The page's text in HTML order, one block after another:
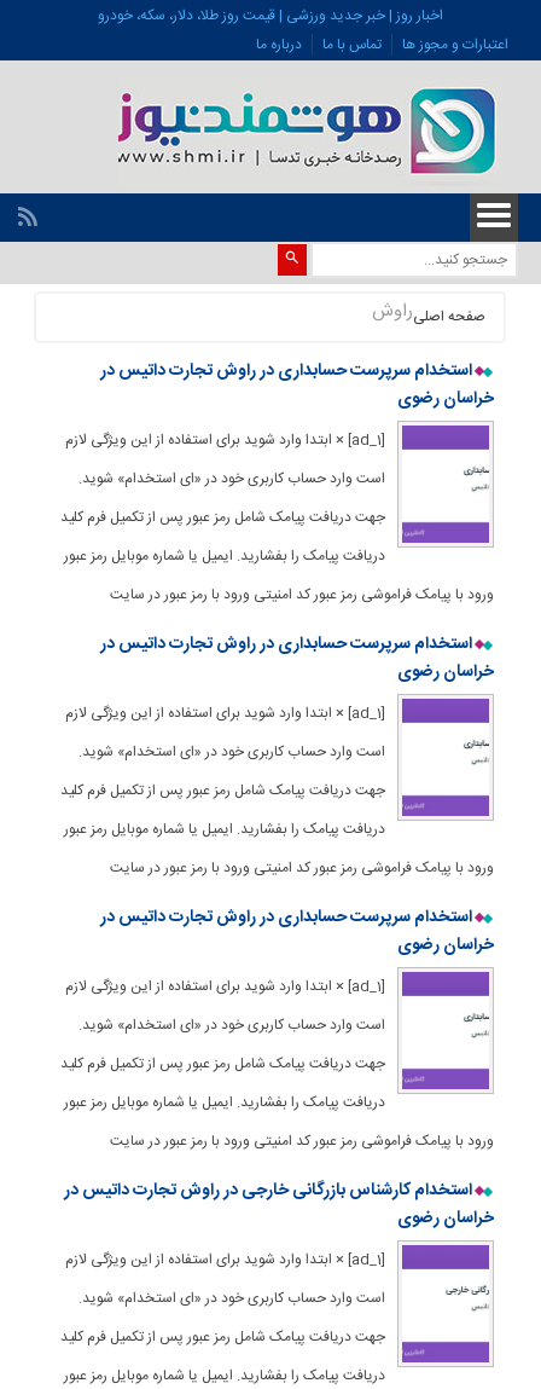
اخبار روز | خبر جدید ورزشی | قیمت روز طلا، دلار، سکه، خودرو
اعتبارات و مجوز ها
تماس با ما درباره ما
صفحه اصلیراوش
استخدام سرپرست حسابداری در راوش تجارت داتیس در
خراسان رضوی
[ad_1] × ابتدا وارد شوید برای استفاده از این ویژگی لازم
است وارد حساب کاربری خود در «ای استخدام» شوید.
جهت دریافت پیامک شامل رمز عبور پس از تکمیل فرم کلید
دریافت پیامک را بفشارید. ایمیل یا شماره موبایل رمز عبور
ورود با پیامک فراموشی رمز عبور کد امنیتی ورود با رمز عبور در سایت
استخدام سرپرست حسابداری در راوش تجارت داتیس در
خراسان رضوی
[ad_1] × ابتدا وارد شوید برای استفاده از این ویژگی لازم
است وارد حساب کاربری خود در «ای استخدام» شوید.
جهت دریافت پیامک شامل رمز عبور پس از تکمیل فرم کلید
دریافت پیامک را بفشارید. ایمیل یا شماره موبایل رمز عبور
ورود با پیامک فراموشی رمز عبور کد امنیتی ورود با رمز عبور در سایت
استخدام سرپرست حسابداری در راوش تجارت داتیس در
خراسان رضوی
[ad_1] × ابتدا وارد شوید برای استفاده از این ویژگی لازم
است وارد حساب کاربری خود در «ای استخدام» شوید.
جهت دریافت پیامک شامل رمز عبور پس از تکمیل فرم کلید
دریافت پیامک را بفشارید. ایمیل یا شماره موبایل رمز عبور
ورود با پیامک فراموشی رمز عبور کد امنیتی ورود با رمز عبور در سایت
استخدام کارشناس بازرگانی خارجی‌ در راوش تجارت داتیس در
خراسان رضوی
[ad_1] × ابتدا وارد شوید برای استفاده از این ویژگی لازم
است وارد حساب کاربری خود در «ای استخدام» شوید.
جهت دریافت پیامک شامل رمز عبور پس از تکمیل فرم کلید
دریافت پیامک را بفشارید. ایمیل یا شماره موبایل رمز عبور